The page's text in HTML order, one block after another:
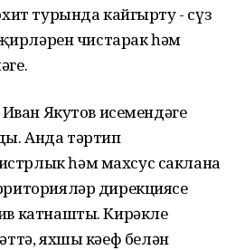
турында кайгырту - сүз
чистарак һәм
Якутов исемендәге
Анда тәртип
һәм махсус саклана
дирекциясе
катнашты.Кирәкле
яхшыкәеф белән